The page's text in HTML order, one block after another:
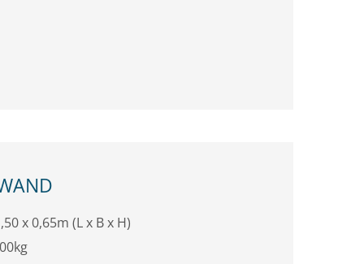
x 0,65m (L x B x H)